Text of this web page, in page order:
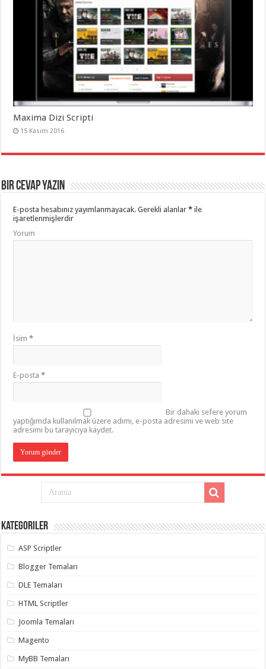
Maxima Dizi Scripti
15 Kasım 2016
Bir cevap yazın
E-posta hesabınız yayımlanmayacak. Gerekli alanlar* ile
işaretlenmişlerdir
Yorum
İsim*
E-posta*
Bir dahaki sefere yorum
yaptığımda kullanılmak üzere adımı, e-posta adresimi ve web site
adresimi bu tarayıcıya kaydet.
Kategoriler
ASP Scriptler
Blogger Temaları
DLE Temaları
HTML Scriptler
Joomla Temaları
Magento
MyBB Temaları